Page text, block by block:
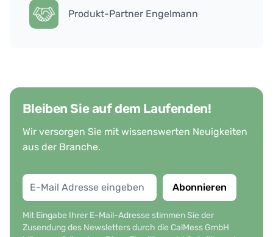
Produkt-Partner Engelmann
Bleiben Sie auf dem Laufenden!
Wir versorgen Sie mit wissenswerten Neuigkeiten
aus der Branche.
Abonnieren
Mit Eingabe Ihrer E-Mail-Adresse stimmen Sie der
Zusendung des Newsletters durch die CalMess GmbH